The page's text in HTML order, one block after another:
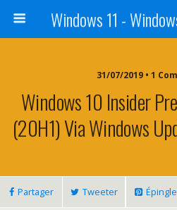
31/07/2019 • 1
Windows 10 Insider
(20H1) Via Windows
Partager Tweeter